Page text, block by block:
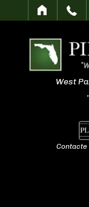
BUSCAR
West
Contacte